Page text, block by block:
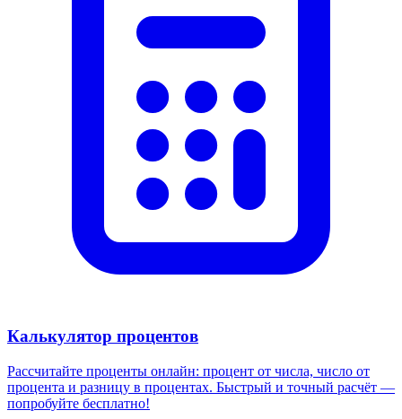
Калькулятор процентов
Рассчитайте проценты онлайн: процент от числа, число от
процента и разницу в процентах. Быстрый и точный расчёт —
попробуйте бесплатно!